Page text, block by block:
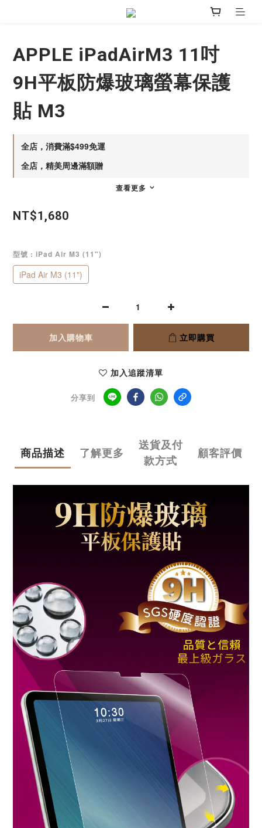
APPLE iPadAirM3 11吋
9H平板防爆玻璃螢幕保護
貼 M3
全店，消費滿$499免運
全店，精美周邊滿額贈
查看更多
NT$1,680
型號 : iPad Air M3 (11")
iPad Air M3 (11")
加入購物車 立即購買
加入追蹤清單
分享到
商品描述 了解更多
送貨及付
款方式
顧客評價